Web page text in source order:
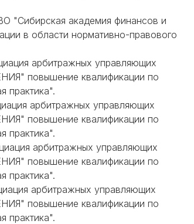
"Сибирская академия финансов и
в области нормативно-правового
арбитражных управляющих
повышение квалификации по
практика".
арбитражных управляющих
повышение квалификации по
практика".
арбитражных управляющих
повышение квалификации по
практика".
арбитражных управляющих
повышение квалификации по
практика".